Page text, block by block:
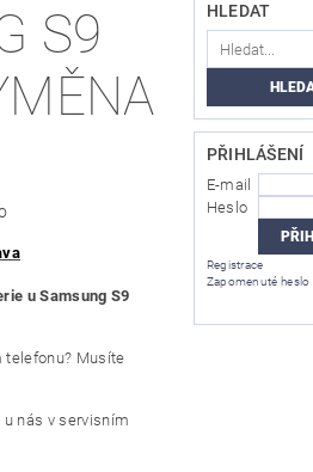
S9
u Samsung S9
telefonu? Musíte
nás v servisním
HLEDAT
PŘIHLÁŠENÍ
E-mail
Heslo
Registrace
Zapomenuté heslo